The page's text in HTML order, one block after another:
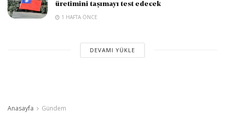
üretimini taşımayı test edecek
1 HAFTA ÖNCE
DEVAMI YÜKLE
Anasayfa Gündem